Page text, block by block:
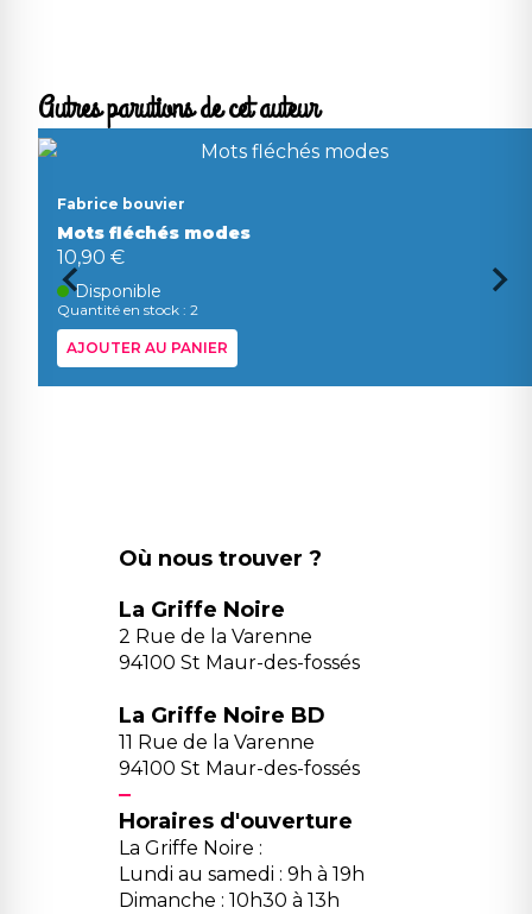
Autres parutions de cet auteur
Fabrice bouvier
Mots fléchés modes
10,90 €
Disponible
Quantité en stock : 2
AJOUTER AU PANIER
Où nous trouver ?
La Griffe Noire
2 Rue de la Varenne
94100 St Maur-des-fossés
La Griffe Noire BD
11 Rue de la Varenne
94100 St Maur-des-fossés
Horaires d'ouverture
La Griffe Noire :
Lundi au samedi : 9h à 19h
Dimanche : 10h30 à 13h